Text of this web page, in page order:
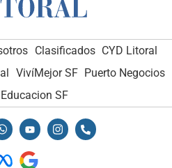
Clasificados CYD Litoral
VivíMejor SF Puerto Negocios
Educacion SF